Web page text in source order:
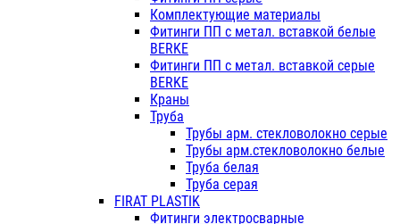
Комплектующие материалы
Фитинги ПП с метал. вставкой белые
BERKE
Фитинги ПП с метал. вставкой серые
BERKE
Краны
Труба
Трубы арм. стекловолокно серые
Трубы арм.стекловолокно белые
Труба белая
Труба серая
FIRAT PLASTIK
Фитинги электросварные